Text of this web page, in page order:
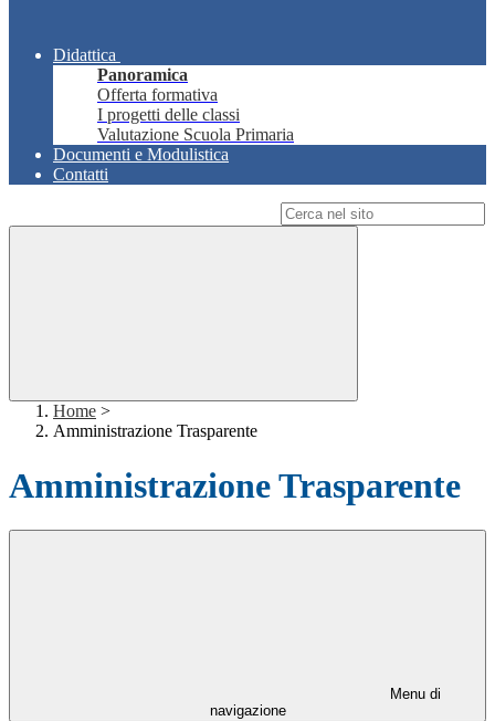
Didattica
Panoramica
Offerta formativa
I progetti delle classi
Valutazione Scuola Primaria
Documenti e Modulistica
Contatti
Home >
Amministrazione Trasparente
Amministrazione Trasparente
Menu di
navigazione